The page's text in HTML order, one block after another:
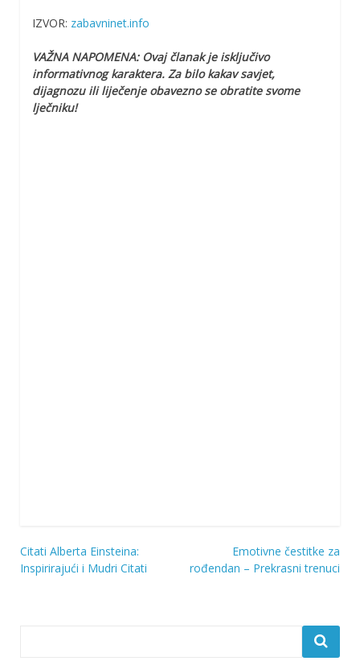
IZVOR: zabavninet.info
VAŽNA NAPOMENA: Ovaj članak je isključivo
informativnog karaktera. Za bilo kakav savjet,
dijagnozu ili liječenje obavezno se obratite svome
lječniku!
Navigacija
Citati Alberta Einsteina:
Inspirirajući i Mudri Citati
Emotivne čestitke za
rođendan – Prekrasni trenuci